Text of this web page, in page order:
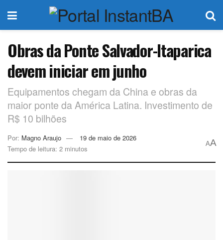
Obras da Ponte Salvador-Itaparica
devem iniciar em junho
Equipamentos chegam da China e obras da
maior ponte da América Latina. Investimento de
R$ 10 bilhões
Por: Magno Araujo
19 de maio de 2026
Tempo de leitura: 2 minutos
AA